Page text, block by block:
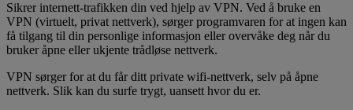
Sikrer internett-trafikken din ved hjelp av VPN​. Ved å bruke en
VPN (virtuelt, privat nettverk), sørger programvaren for at ingen kan
få tilgang til din personlige informasjon eller overvåke deg når du
bruker åpne eller ukjente trådløse nettverk.​
VPN sørger for at du får ditt private wifi-nettverk, selv på åpne
nettverk. Slik kan du surfe trygt, uansett hvor du er.